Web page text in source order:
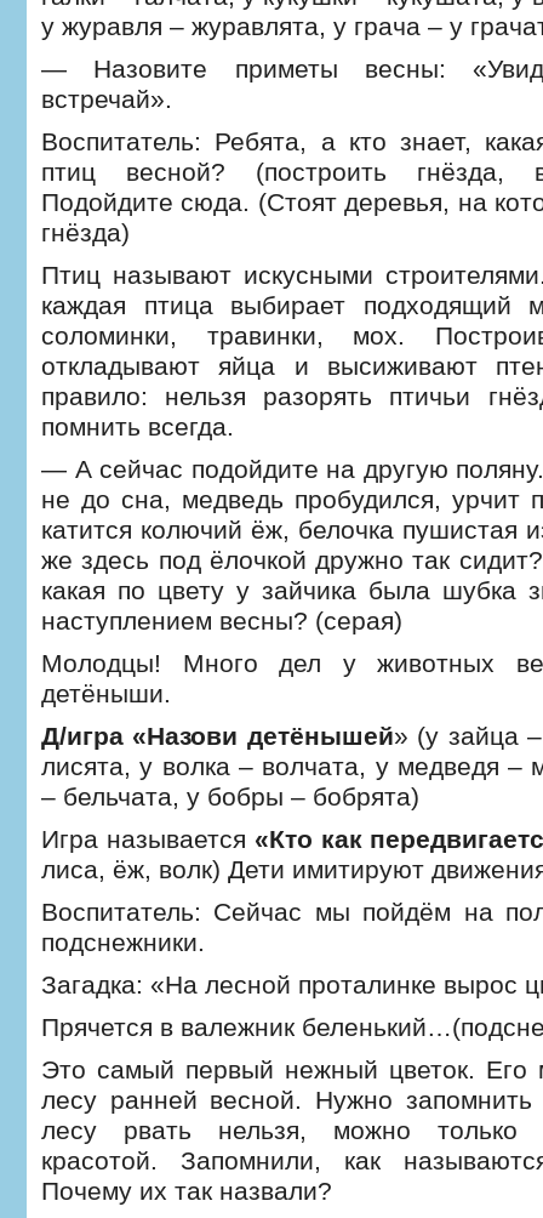
у журавля – журавлята, у грача – у
— Назовите приметы весны:
встречай».
Воспитатель: Ребята, а кто знает,
птиц весной? (построить гнёзда,
Подойдите сюда. (Стоят деревья, на
гнёзда)
Птиц называют искусными
каждая птица выбирает подходящий
соломинки, травинки, мох.
откладывают яйца и высиживают
правило: нельзя разорять птичьи
помнить всегда.
— А сейчас подойдите на другую
не до сна, медведь пробудился, урчит
катится колючий ёж, белочка пушистая
же здесь под ёлочкой дружно так
какая по цвету у зайчика была шубка
наступлением весны? (серая)
Молодцы! Много дел у животных
детёныши.
Д/игра «Назови детёнышей» (у зайца
лисята, у волка – волчата, у медведя –
– бельчата, у бобры – бобрята)
Игра называется «Кто как
лиса, ёж, волк) Дети имитируют
Воспитатель: Сейчас мы пойдём на
подснежники.
Загадка: «На лесной проталинке вырос
Прячется в валежник
Это самый первый нежный цветок. Его
лесу ранней весной. Нужно
лесу рвать нельзя, можно только
красотой. Запомнили, как
Почему их так назвали?